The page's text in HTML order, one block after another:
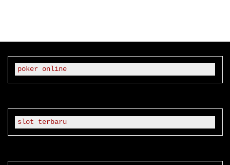
Kembali
Tanah"
poker online
slot terbaru